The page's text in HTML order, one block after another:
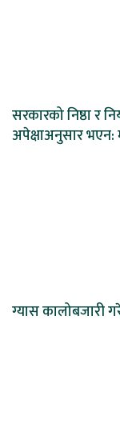
सरकारको निष्ठा र
अपेक्षाअनुसार भएन:
ग्यास कालोबजारी